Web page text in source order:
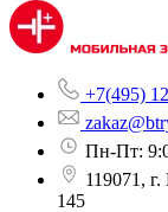
+7(495)
Пн-Пт:
119071,
145